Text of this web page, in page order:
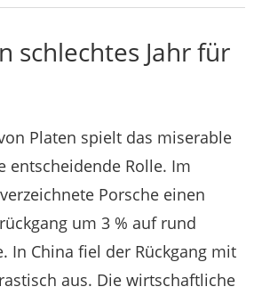
schlechtes Jahr für
Platen spielt das miserable
entscheidende Rolle. Im
Porsche einen
um 3 % auf rund
In China fiel der Rückgang mit
aus. Die wirtschaftliche